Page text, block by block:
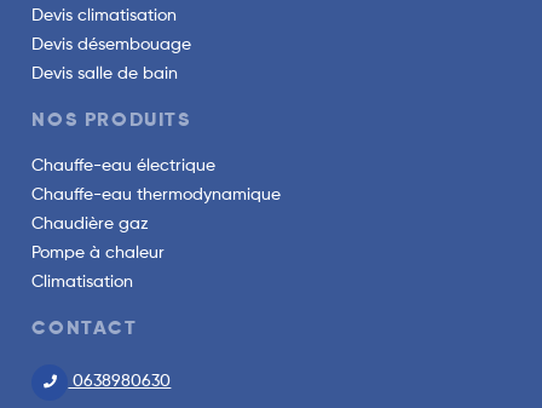
Devis climatisation
Devis désembouage
Devis salle de bain
NOS PRODUITS
Chauffe-eau électrique
Chauffe-eau thermodynamique
Chaudière gaz
Pompe à chaleur
Climatisation
CONTACT
0638980630